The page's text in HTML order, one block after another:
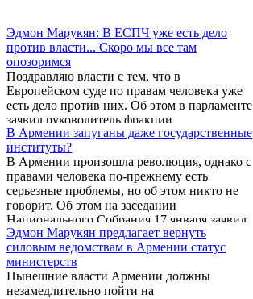
Национальное собрание Армении.
Эдмон Марукян: В ЕСПЧ уже есть дело
против власти... Скоро мы все там
опозоримся
Поздравляю власти с тем, что в
Европейском суде по правам человека уже
есть дело против них. Об этом в парламенте
заявил руководитель фракции
Просвещенная Армения Эдмон Марукян.
В Армении запуганы даже государственные
институты?
В Армении произошла революция, однако с
правами человека по-прежнему есть
серьезные проблемы, но об этом никто не
говорит. Об этом на заседании
Национального Собрания 17 января заявил
глава партии «Светлая Армения» Эдмон
Марукян.
Эдмон Марукян предлагает вернуть
силовым ведомствам в Армении статус
министерств
Нынешние власти Армении должны
незамедлительно пойти на